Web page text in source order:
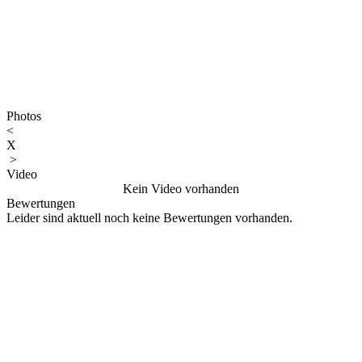
Photos
<
X
>
Video
Kein Video vorhanden
Bewertungen
Leider sind aktuell noch keine Bewertungen vorhanden.